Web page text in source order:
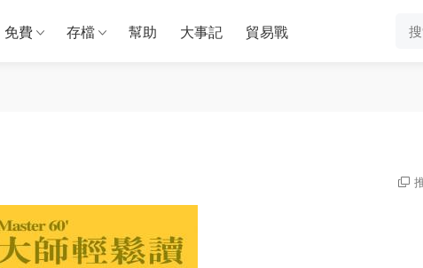
免費 存檔 幫助 大事記 貿易戰